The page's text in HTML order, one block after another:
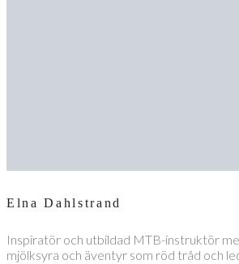
Elna Dahlstrand
Inspiratör och utbildad MTB-instruktör
mjölksyra och äventyr som röd tråd och